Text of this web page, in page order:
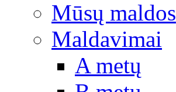
Mūsų maldos
Maldavimai
A metų